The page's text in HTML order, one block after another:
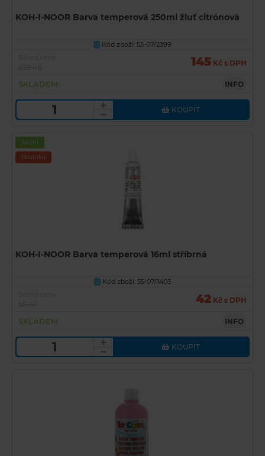
KOH-I-NOOR Barva temperová 250ml žluť citrónová
U
Kód zboží: 55-07/2399
145 Kč s DPH
SKLADEM INFO
KOUPIT
Akční
Novinka
KOH-I-NOOR Barva temperová 16ml stříbrná
U
Kód zboží: 55-07/1403
42 Kč s DPH
SKLADEM INFO
KOUPIT